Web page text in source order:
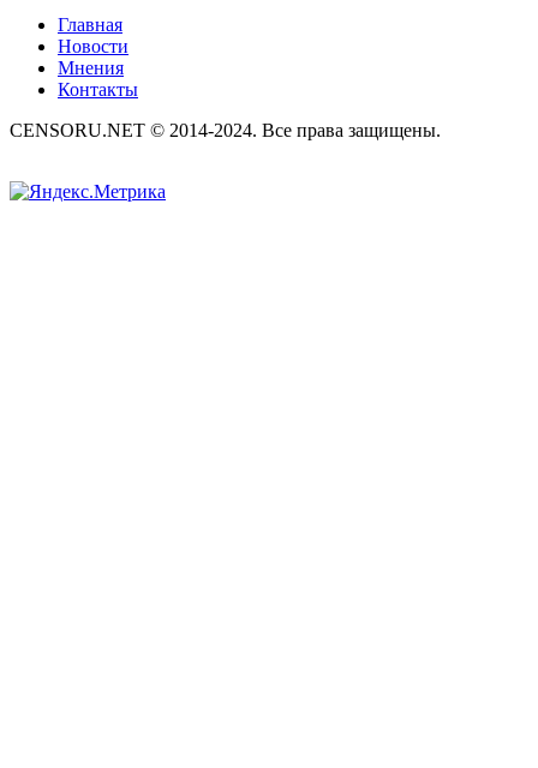
Главная
Новости
Мнения
Контакты
CENSORU.NET © 2014-2024. Все права защищены.